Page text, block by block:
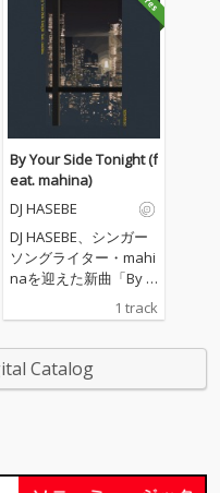
が4月30日 (水) にCD発
売&配信スタート！ 極
上の邦楽ノンストッ
プ・ミックスで、爽快
でチルな海辺ドライブ
のひとときを。 世界的
なサーフ・ブランド
「BILLABONG (ビラボ
ン)」とのコラボが実
現！ 「BILLABONG」の
世界観を取り入れた、
ビーチライフスタイル
雑誌「SALT...」、DJ HA
SEBEとのトリプルコラ
ットは、BILLABONGラ
グをサーフ・カメラマ
届けします。
By Your Side Tonight (f
eat. mahina)
DJ HASEBE
DJ HASEBE、シンガー
ソングライター・mahi
naを迎えた新曲「By Y
our Side Tonight」が1
2月4日(水)先行配信リ
るDJ HASEBEプロデュ
ース楽曲『By Your Sid
1 track
Catalog